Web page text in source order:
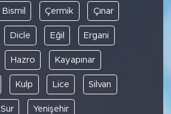
Bismil Çermik Çınar
Dicle Eğil Ergani
Hazro Kayapınar
Kulp Lice Silvan
Sur Yenişehir